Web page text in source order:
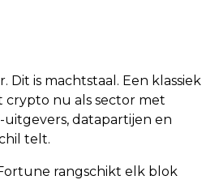
Dit is machtstaal. Een klassiek
nu als sector met
uitgevers, datapartijen en
telt.
rangschikt elk blok